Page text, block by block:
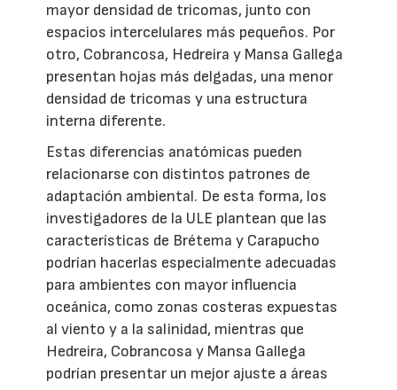
mayor densidad de tricomas, junto con
espacios intercelulares más pequeños. Por
otro, Cobrancosa, Hedreira y Mansa Gallega
presentan hojas más delgadas, una menor
densidad de tricomas y una estructura
interna diferente.
Estas diferencias anatómicas pueden
relacionarse con distintos patrones de
adaptación ambiental. De esta forma, los
investigadores de la ULE plantean que las
características de Brétema y Carapucho
podrían hacerlas especialmente adecuadas
para ambientes con mayor influencia
oceánica, como zonas costeras expuestas
al viento y a la salinidad, mientras que
Hedreira, Cobrancosa y Mansa Gallega
podrían presentar un mejor ajuste a áreas